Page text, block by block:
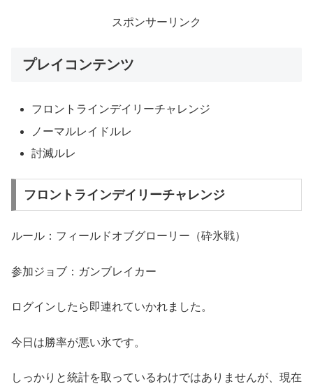
スポンサーリンク
プレイコンテンツ
フロントラインデイリーチャレンジ
ノーマルレイドルレ
討滅ルレ
フロントラインデイリーチャレンジ
ルール：フィールドオブグローリー（砕氷戦）
参加ジョブ：ガンブレイカー
ログインしたら即連れていかれました。
今日は勝率が悪い氷です。
しっかりと統計を取っているわけではありませんが、現在